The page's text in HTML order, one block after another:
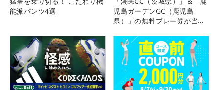
能派パンツ4選
児島ガーデンGC（鹿児島
県）」の無料プレー券が当た